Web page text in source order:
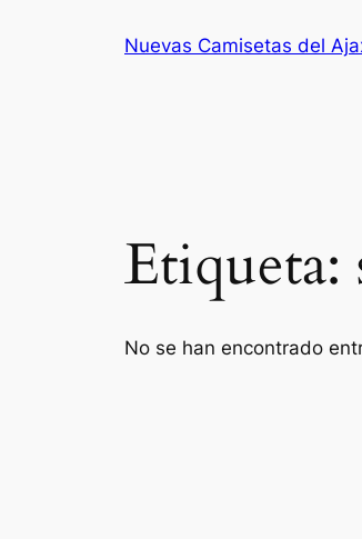
Nuevas Camisetas del
Etiqueta:
No se han encontrado